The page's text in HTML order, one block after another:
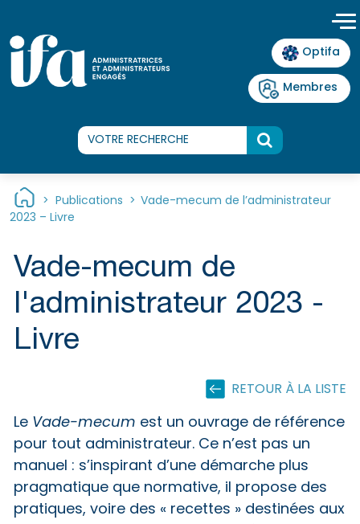
Optifa
Membres
> Publications > Vade-mecum de l’administrateur
2023 – Livre
Vade-mecum de
l'administrateur 2023 -
Livre
RETOUR À LA LISTE
Le Vade-mecum est un ouvrage de référence
pour tout administrateur. Ce n’est pas un
manuel : s’inspirant d’une démarche plus
pragmatique que normative, il propose des
pratiques, voire des « recettes » destinées aux